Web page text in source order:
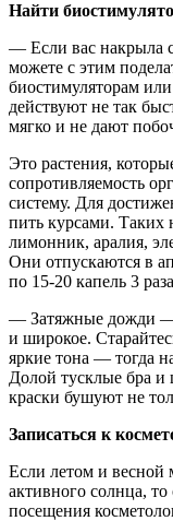
Найти
— Если вас накрыла
можете с этим
биостимуля­торам
действуют не так
мягко и не дают
Это растения,
сопротивляе­мость
систему. Для
пить курсами. Таких
лимонник, аралия,
Они отпускаются в
по 15-20 капель 3
— Затяжные дожди —
и широкое.
яркие тона — тогда
Долой тусклые бра и
краски бушуют не
Записаться к
Если летом и весной
активного солнца,
посещения